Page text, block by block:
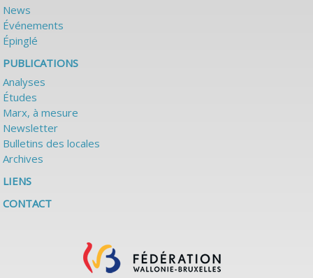
News
Événements
Épinglé
PUBLICATIONS
Analyses
Études
Marx, à mesure
Newsletter
Bulletins des locales
Archives
LIENS
CONTACT